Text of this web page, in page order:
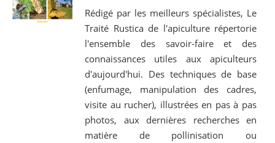
Rédigé par les meilleurs spécialistes, Le
Traité Rustica de l'apiculture répertorie
l'ensemble des savoir-faire et des
connaissances utiles aux apiculteurs
d'aujourd'hui. Des techniques de base
(enfumage, manipulation des cadres,
visite au rucher), illustrées en pas à pas
photos, aux dernières recherches en
matière de pollinisation ou